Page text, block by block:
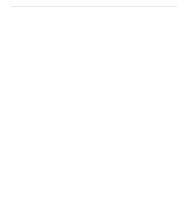
Quand on déguste un Muscat, on a